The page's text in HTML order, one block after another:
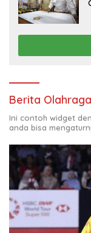
Berita Olahraga
Ini contoh widget
anda bisa